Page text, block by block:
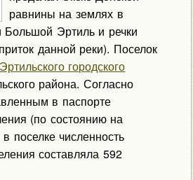
равнины на землях в
Большой Эртиль и речки
данной реки). Поселок
Эртильского городского
района. Согласно
в паспорте
(по состоянию на
поселке численность
составляла 592